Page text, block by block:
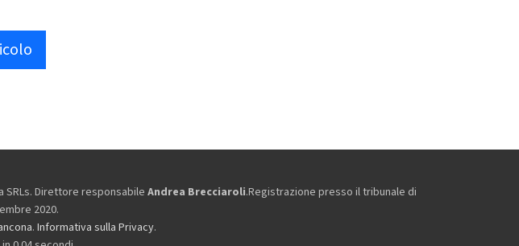
SRLs. Direttore responsabile Andrea Brecciaroli.Registrazione presso il tribunale di
2020.
. Informativa sulla Privacy.